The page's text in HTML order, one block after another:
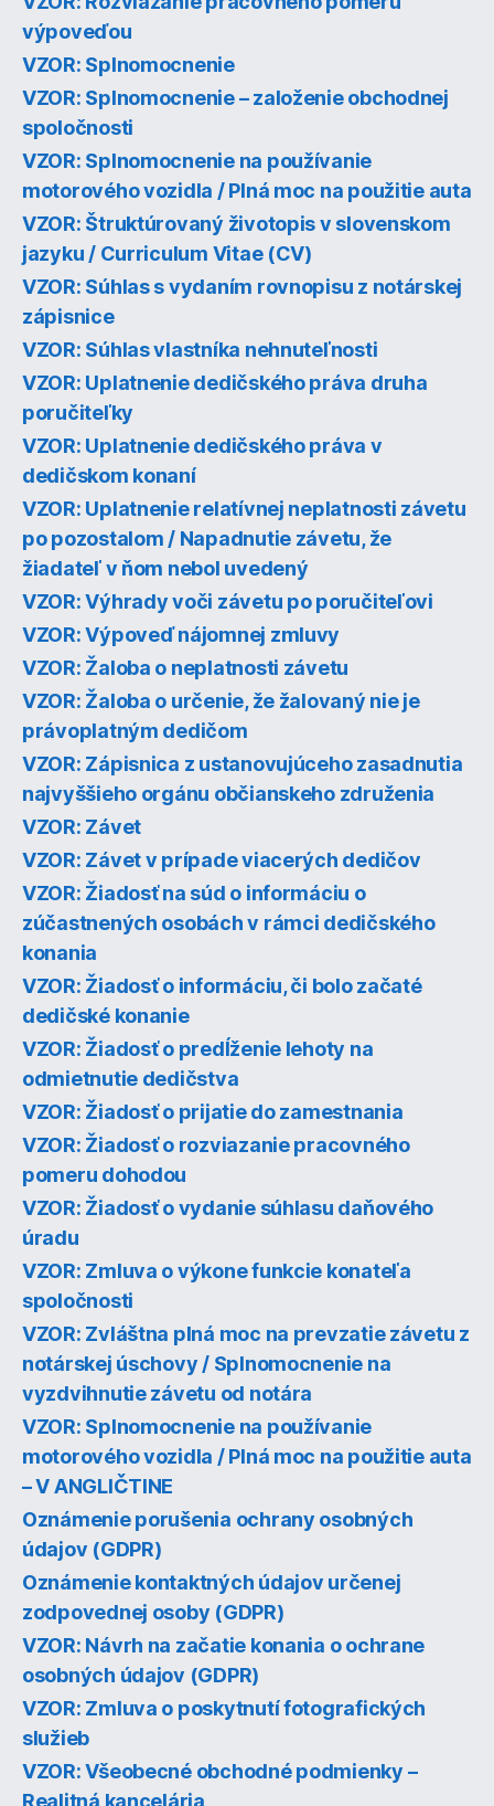
výpoveďou
VZOR: Splnomocnenie
VZOR: Splnomocnenie – založenie obchodnej
spoločnosti
VZOR: Splnomocnenie na používanie
motorového vozidla / Plná moc na použitie auta
VZOR: Štruktúrovaný životopis v slovenskom
jazyku / Curriculum Vitae (CV)
VZOR: Súhlas s vydaním rovnopisu z notárskej
zápisnice
VZOR: Súhlas vlastníka nehnuteľnosti
VZOR: Uplatnenie dedičského práva druha
poručiteľky
VZOR: Uplatnenie dedičského práva v
dedičskom konaní
VZOR: Uplatnenie relatívnej neplatnosti závetu
po pozostalom / Napadnutie závetu, že
žiadateľ v ňom nebol uvedený
VZOR: Výhrady voči závetu po poručiteľovi
VZOR: Výpoveď nájomnej zmluvy
VZOR: Žaloba o neplatnosti závetu
VZOR: Žaloba o určenie, že žalovaný nie je
právoplatným dedičom
VZOR: Zápisnica z ustanovujúceho zasadnutia
najvyššieho orgánu občianskeho združenia
VZOR: Závet
VZOR: Závet v prípade viacerých dedičov
VZOR: Žiadosť na súd o informáciu o
zúčastnených osobách v rámci dedičského
konania
VZOR: Žiadosť o informáciu, či bolo začaté
dedičské konanie
VZOR: Žiadosť o predĺženie lehoty na
odmietnutie dedičstva
VZOR: Žiadosť o prijatie do zamestnania
VZOR: Žiadosť o rozviazanie pracovného
pomeru dohodou
VZOR: Žiadosť o vydanie súhlasu daňového
úradu
VZOR: Zmluva o výkone funkcie konateľa
spoločnosti
VZOR: Zvláštna plná moc na prevzatie závetu z
notárskej úschovy / Splnomocnenie na
vyzdvihnutie závetu od notára
VZOR: Splnomocnenie na používanie
motorového vozidla / Plná moc na použitie auta
– V ANGLIČTINE
Oznámenie porušenia ochrany osobných
údajov (GDPR)
Oznámenie kontaktných údajov určenej
zodpovednej osoby (GDPR)
VZOR: Návrh na začatie konania o ochrane
osobných údajov (GDPR)
VZOR: Zmluva o poskytnutí fotografických
služieb
VZOR: Všeobecné obchodné podmienky –
Realitná kancelária